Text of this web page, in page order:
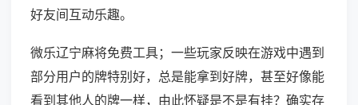
好友间互动乐趣。
微乐辽宁麻将免费工具；一些玩家反映在游戏中遇到
部分用户的牌特别好，总是能拿到好牌，甚至好像能
看到其他人的牌一样，由此怀疑是不是有挂？确实存